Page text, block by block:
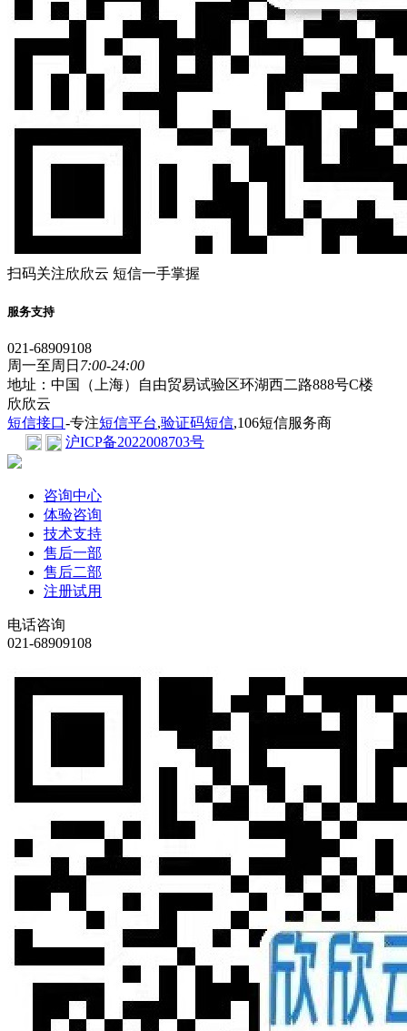
扫码关注欣欣云 短信一手掌握
服务支持
021-68909108
周一至周日 7:00-24:00
地址：中国（上海）自由贸易试验区环湖西二路888号C楼
欣欣云
短信接口-专注短信平台,验证码短信,106短信服务商
沪ICP备2022008703号
咨询中心
体验咨询
技术支持
售后一部
售后二部
注册试用
电话咨询
021-68909108